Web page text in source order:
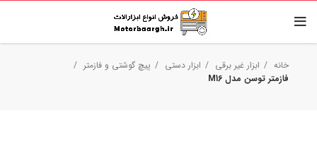
خانه ابزار غیر برقی ابزار دستی
پیچ گوشتی و فازمتر
فازمتر توسن مدل M16